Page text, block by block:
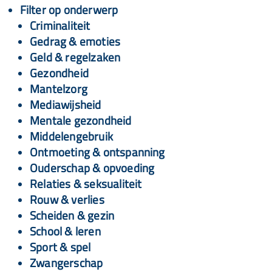
Filter op onderwerp
Criminaliteit
Gedrag & emoties
Geld & regelzaken
Gezondheid
Mantelzorg
Mediawijsheid
Mentale gezondheid
Middelengebruik
Ontmoeting & ontspanning
Ouderschap & opvoeding
Relaties & seksualiteit
Rouw & verlies
Scheiden & gezin
School & leren
Sport & spel
Zwangerschap